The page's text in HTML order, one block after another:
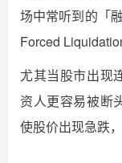
场中常听到的「
Forced
尤其当股市出现
资人更容易被断
使股价出现急跌